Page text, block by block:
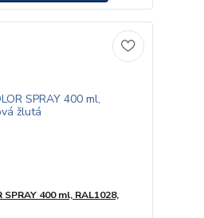
SPRAY 400 ml, RAL1028,